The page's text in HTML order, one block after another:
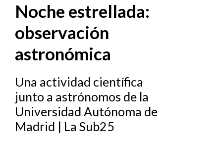
Noche estrellada:
observación
astronómica
Una actividad científica
junto a astrónomos de la
Universidad Autónoma de
Madrid | La Sub25